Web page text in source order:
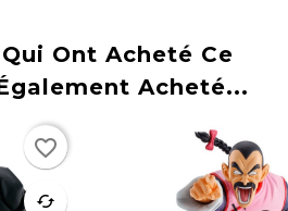
Ont Acheté Ce
Acheté...
favorite
cached
favorite_border
de stock